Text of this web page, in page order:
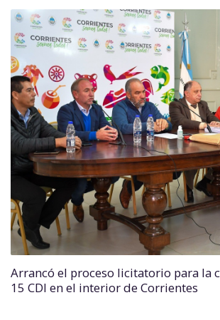
Arrancó el proceso licitatorio para la
15 CDI en el interior de Corrientes